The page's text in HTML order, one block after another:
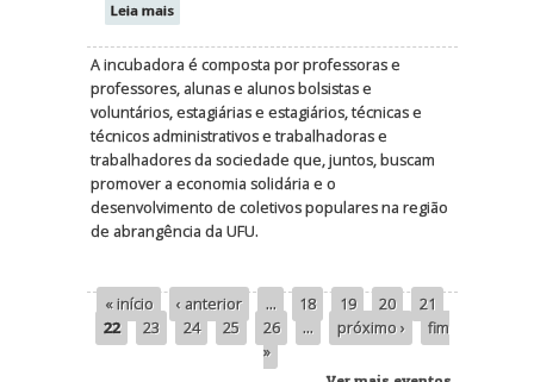
Leia mais
A incubadora é composta por professoras e
professores, alunas e alunos bolsistas e
voluntários, estagiárias e estagiários, técnicas e
técnicos administrativos e trabalhadoras e
trabalhadores da sociedade que, juntos, buscam
promover a economia solidária e o
desenvolvimento de coletivos populares na região
de abrangência da UFU.
Páginas
« início ‹ anterior … 18 19 20
21
22
23 24 25 26 … próximo ›
fim
»